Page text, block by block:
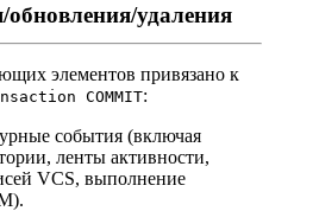
обновления/удаления
элементов привязано к
COMMIT:
события (включая
ленты активности,
VCS, выполнение